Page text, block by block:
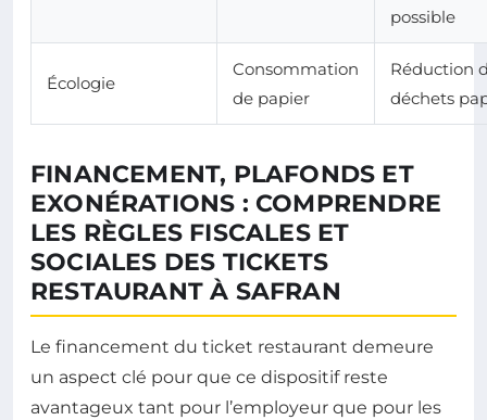
possible
Écologie
Consommation
de papier
Réduction
déchets
FINANCEMENT, PLAFONDS ET
EXONÉRATIONS : COMPRENDRE
LES RÈGLES FISCALES ET
SOCIALES DES TICKETS
RESTAURANT À SAFRAN
Le financement du ticket restaurant demeure
un aspect clé pour que ce dispositif reste
avantageux tant pour l’employeur que pour les